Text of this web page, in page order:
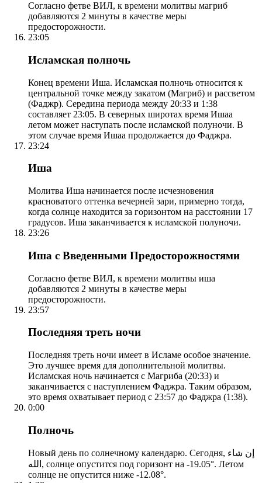
Согласно фетве ВИЛ, к времени молитвы магриб
добавляются 2 минуты в качестве меры
предосторожности.
23:05
Исламская полночь
Конец времени Иша. Исламская полночь относится к
центральной точке между закатом (Магриб) и рассветом
(Фаджр). Середина периода между 20:33 и 1:38
составляет 23:05. В северных широтах время Ишаа
летом может наступать после исламской полуночи. В
этом случае время Ишаа продолжается до Фаджра.
23:24
Иша
Молитва Иша начинается после исчезновения
красноватого оттенка вечерней зари, примерно тогда,
когда солнце находится за горизонтом на расстоянии 17
градусов. Иша заканчивается к исламской полуночи.
23:26
Иша с Введенными Предосторожностями
Согласно фетве ВИЛ, к времени молитвы иша
добавляются 2 минуты в качестве меры
предосторожности.
23:57
Последняя треть ночи
Последняя треть ночи имеет в Исламе особое значение.
Это лучшее время для дополнительной молитвы.
Исламская ночь начинается с Магриба (20:33) и
заканчивается с наступлением Фаджра. Таким образом,
это время охватывает период с 23:57 до Фаджра (1:38).
0:00
Полночь
Новый день по солнечному календарю. Сегодня, إن شاء
الله, солнце опустится под горизонт на -19.05°. Летом
солнце не опустится ниже -12.08°.